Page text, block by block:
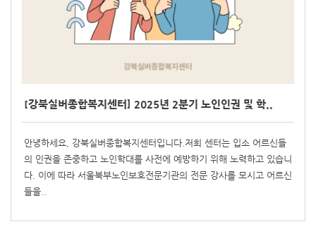
[강북실버종합복지센터] 2025년 2분기 노인인권 및 학..
안녕하세요, 강북실버종합복지센터입니다.저희 센터는 입소 어르신들
의 인권을 존중하고 노인학대를 사전에 예방하기 위해 노력하고 있습니
다. 이에 따라 서울북부노인보호전문기관의 전문 강사를 모시고 어르신
들을..